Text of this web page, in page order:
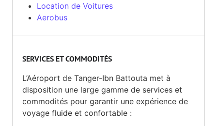
Location de Voitures
Aerobus
SERVICES ET COMMODITÉS
L’Aéroport de Tanger-Ibn Battouta met à
disposition une large gamme de services et
commodités pour garantir une expérience de
voyage fluide et confortable :